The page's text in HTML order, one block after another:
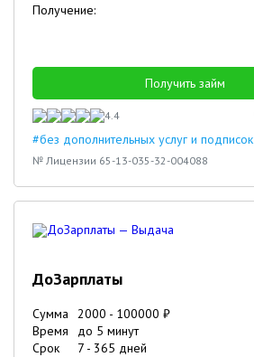
Получение:
Получить займ
4.4
#без дополнительных услуг и подписок
№ Лицензии 65-13-035-32-004088
ДоЗарплаты
Сумма 2000 - 100000 ₽
Время
до 5 минут
Срок
7 - 365 дней